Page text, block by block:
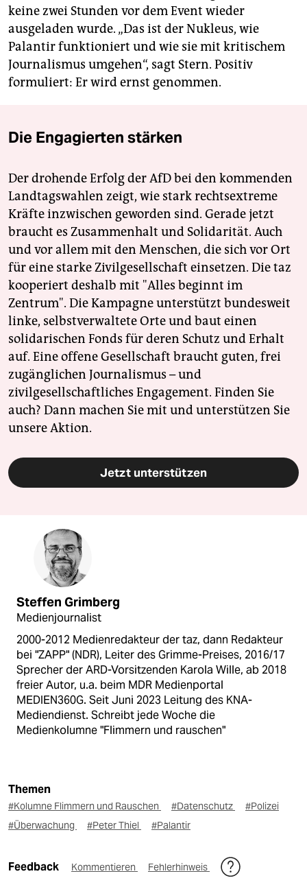
keine zwei Stunden vor dem Event wieder
ausgeladen wurde. „Das ist der Nukleus, wie
Palantir funktioniert und wie sie mit kritischem
Journalismus umgehen“, sagt Stern. Positiv
formuliert: Er wird ernst genommen.
Die Engagierten stärken
Der drohende Erfolg der AfD bei den kommenden
Landtagswahlen zeigt, wie stark rechtsextreme
Kräfte inzwischen geworden sind. Gerade jetzt
braucht es Zusammenhalt und Solidarität. Auch
und vor allem mit den Menschen, die sich vor Ort
für eine starke Zivilgesellschaft einsetzen. Die taz
kooperiert deshalb mit "Alles beginnt im
Zentrum". Die Kampagne unterstützt bundesweit
linke, selbstverwaltete Orte und baut einen
solidarischen Fonds für deren Schutz und Erhalt
auf. Eine offene Gesellschaft braucht guten, frei
zugänglichen Journalismus – und
zivilgesellschaftliches Engagement. Finden Sie
auch? Dann machen Sie mit und unterstützen Sie
unsere Aktion.
Jetzt unterstützen
Steffen Grimberg
Medienjournalist
2000-2012 Medienredakteur der taz, dann Redakteur
bei "ZAPP" (NDR), Leiter des Grimme-Preises, 2016/17
Sprecher der ARD-Vorsitzenden Karola Wille, ab 2018
freier Autor, u.a. beim MDR Medienportal
MEDIEN360G. Seit Juni 2023 Leitung des KNA-
Mediendienst. Schreibt jede Woche die
Medienkolumne "Flimmern und rauschen"
Themen
#Kolumne Flimmern und Rauschen #Datenschutz
#Polizei
#Überwachung
#Peter Thiel #Palantir
Feedback Kommentieren Fehlerhinweis